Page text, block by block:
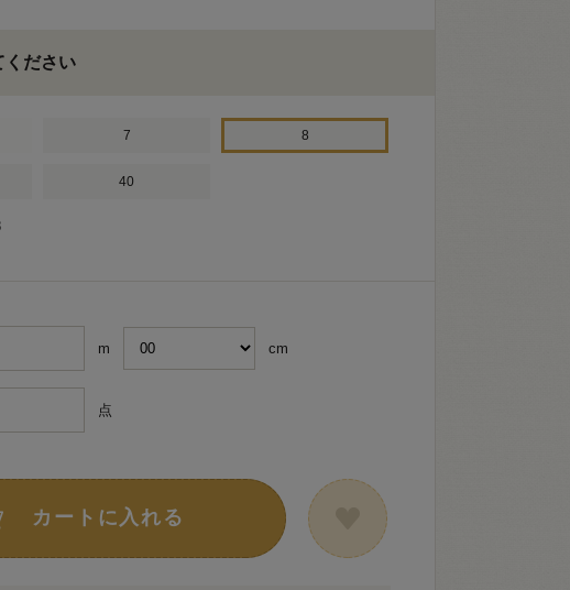
ください
7 8
40
m cm
点
カートに入れる